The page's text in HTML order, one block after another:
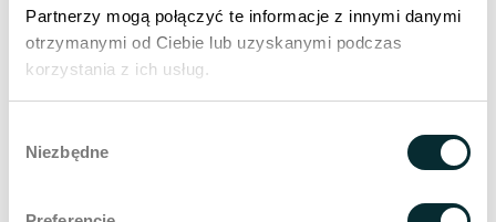
Partnerzy mogą połączyć te informacje z innymi danymi
otrzymanymi od Ciebie lub uzyskanymi podczas
korzystania z ich usług.
zgody
Niezbędne
Suche im Blog